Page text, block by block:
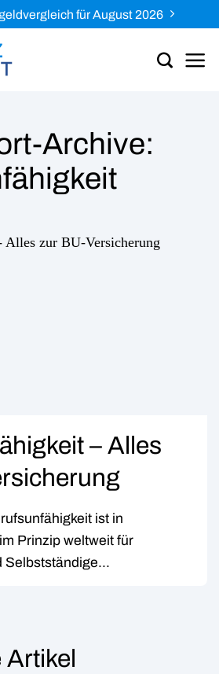
für August 2026
Archive:
– Alles
ist in
Prinzip weltweit für
Selbstständige...
Artikel